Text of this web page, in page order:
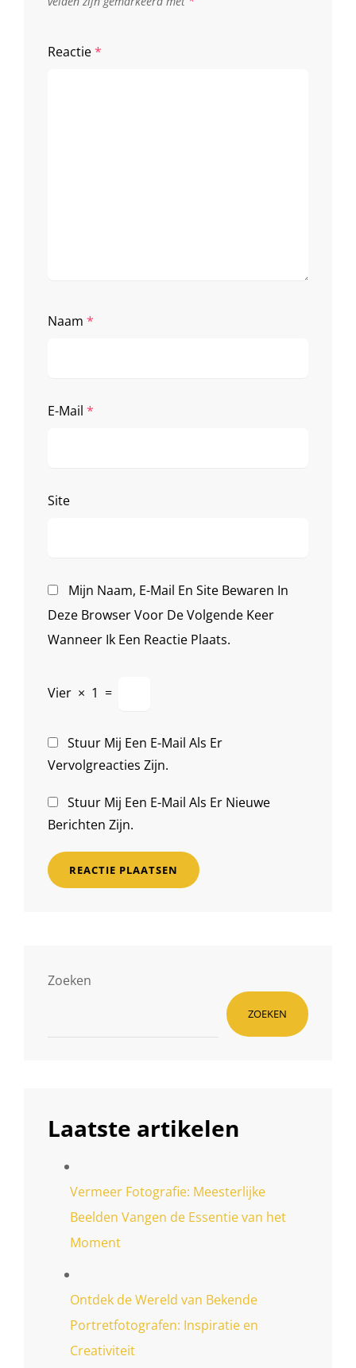
Reactie*
Naam *
E-Mail *
Site
Mijn Naam, E-Mail En Site Bewaren In
Deze Browser Voor De Volgende Keer
Wanneer Ik Een Reactie Plaats.
Vier × 1 =
Stuur Mij Een E-Mail Als Er
Vervolgreacties Zijn.
Stuur Mij Een E-Mail Als Er Nieuwe
Berichten Zijn.
Zoeken
ZOEKEN
Laatste artikelen
Vermeer Fotografie: Meesterlijke
Beelden Vangen de Essentie van het
Moment
Ontdek de Wereld van Bekende
Portretfotografen: Inspiratie en
Creativiteit